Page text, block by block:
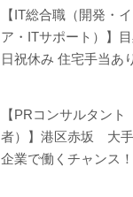
【IT総合職（開発・
ア・ITサポート）】
日祝休み 住宅手当あ
【PRコンサルタント
者）】港区赤坂 大
企業で働くチャンス！